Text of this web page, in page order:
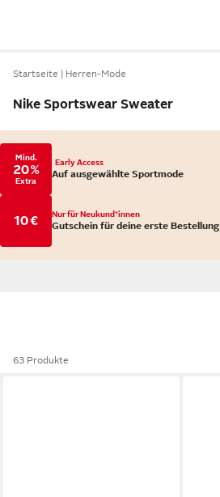
Startseite Herren-Mode
Nike Sportswear Sweater
Mind.
20 %
Extra
Early Access
Auf ausgewählte Sportmode
10 € Nur für Neukund*innen
Gutschein für deine erste Bestellung
63 Produkte